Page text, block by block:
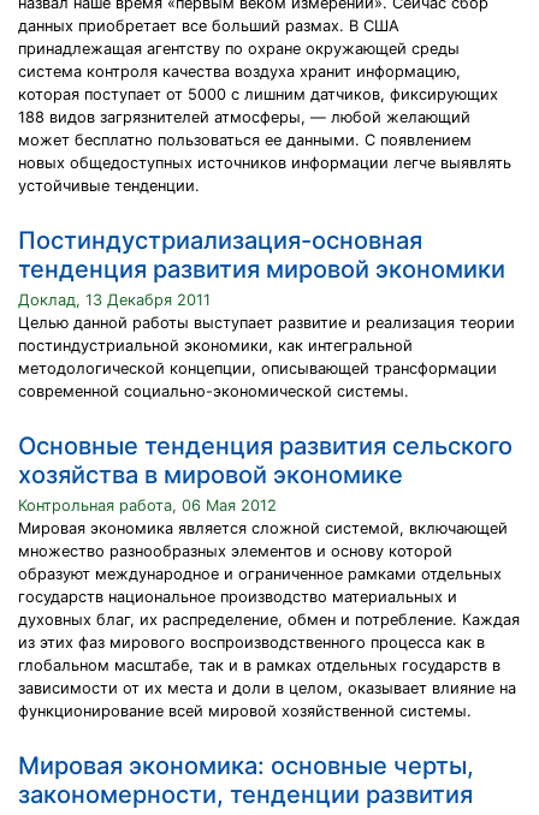
данных приобретает все больший размах. В США
принадлежащая агентству по охране окружающей среды
система контроля качества воздуха хранит информацию,
которая поступает от 5000 с лишним датчиков, фиксирующих
188 видов загрязнителей атмосферы, — любой желающий
может бесплатно пользоваться ее данными. С появлением
новых общедоступных источников информации легче выявлять
устойчивые тенденции.
Постиндустриализация-основная
тенденция развития мировой экономики
Доклад, 13 Декабря 2011
Целью данной работы выступает развитие и реализация теории
постиндустриальной экономики, как интегральной
методологической концепции, описывающей трансформации
современной социально-экономической системы.
Основные тенденция развития сельского
хозяйства в мировой экономике
Контрольная работа, 06 Мая 2012
Мировая экономика является сложной системой, включающей
множество разнообразных элементов и основу которой
образуют международное и ограниченное рамками отдельных
государств национальное производство материальных и
духовных благ, их распределение, обмен и потребление. Каждая
из этих фаз мирового воспроизводственного процесса как в
глобальном масштабе, так и в рамках отдельных государств в
зависимости от их места и доли в целом, оказывает влияние на
функционирование всей мировой хозяйственной системы.
Мировая экономика: основные черты,
закономерности, тенденции развития